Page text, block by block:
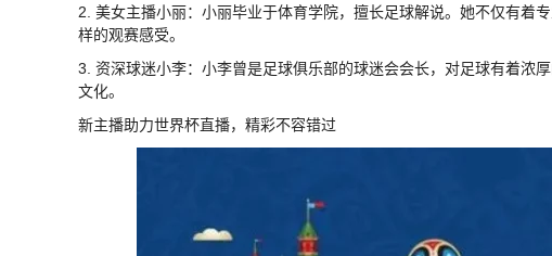
2. 美女主播小丽：小丽毕业于体育学院，擅长足球解说。她不仅有着
样的观赛感受。
3. 资深球迷小李：小李曾是足球俱乐部的球迷会会长，对足球有着浓
文化。
新主播助力世界杯直播，精彩不容错过